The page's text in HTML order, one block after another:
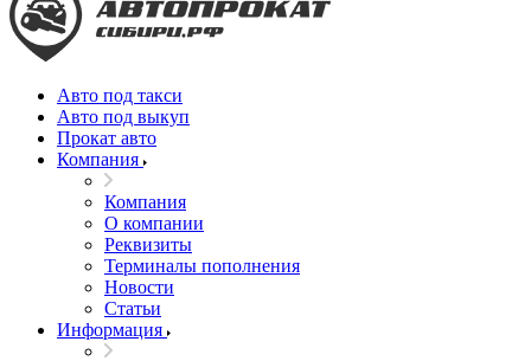
Авто под такси
Авто под выкуп
Прокат авто
Компания
Компания
О компании
Реквизиты
Терминалы пополнения
Новости
Статьи
Информация